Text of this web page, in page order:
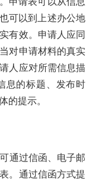
可以到上述办公地
有效。申请人应同
对申请材料的真实
人应对所需信息描
息的标题、发布时
的提示。
通过信函、电子邮
。通过信函方式提